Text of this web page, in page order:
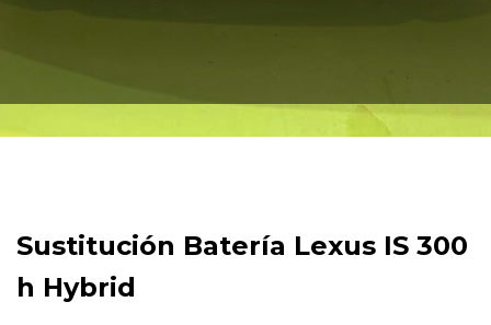
Sustitución Batería Lexus IS 300
h Hybrid